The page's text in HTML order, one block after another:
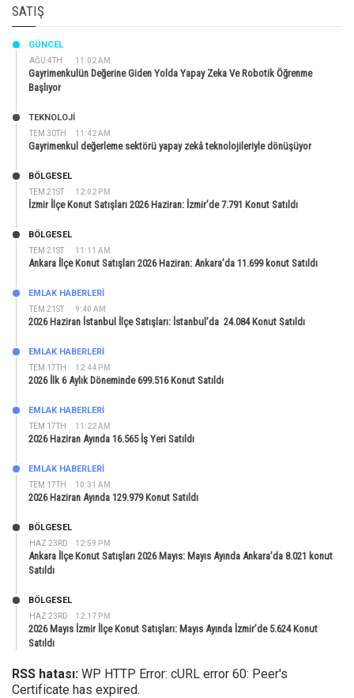
SATIŞ
AĞU 4TH 11:02 AM
GÜNCEL
Gayrimenkulün Değerine Giden Yolda Yapay Zeka Ve Robotik Öğrenme
Başlıyor
TEM 30TH 11:42 AM
TEKNOLOJİ
Gayrimenkul değerleme sektörü yapay zekâ teknolojileriyle dönüşüyor
TEM 21ST 12:02 PM
BÖLGESEL
İzmir İlçe Konut Satışları 2026 Haziran: İzmir’de 7.791 Konut Satıldı
TEM 21ST 11:11 AM
BÖLGESEL
Ankara İlçe Konut Satışları 2026 Haziran: Ankara’da 11.699 konut Satıldı
TEM 21ST 9:40 AM
EMLAK HABERLERI
2026 Haziran İstanbul İlçe Satışları: İstanbul’da 24.084 Konut Satıldı
TEM 17TH 12:44 PM
EMLAK HABERLERI
2026 İlk 6 Aylık Döneminde 699.516 Konut Satıldı
TEM 17TH 11:22 AM
EMLAK HABERLERI
2026 Haziran Ayında 16.565 İş Yeri Satıldı
TEM 17TH 10:31 AM
EMLAK HABERLERI
2026 Haziran Ayında 129.979 Konut Satıldı
HAZ 23RD 12:59 PM
BÖLGESEL
Ankara İlçe Konut Satışları 2026 Mayıs: Mayıs Ayında Ankara’da 8.021 konut
Satıldı
HAZ 23RD 12:17 PM
BÖLGESEL
2026 Mayıs İzmir İlçe Konut Satışları: Mayıs Ayında İzmir’de 5.624 Konut
Satıldı
RSS hatası: WP HTTP Error: cURL error 60: Peer's
Certificate has expired.